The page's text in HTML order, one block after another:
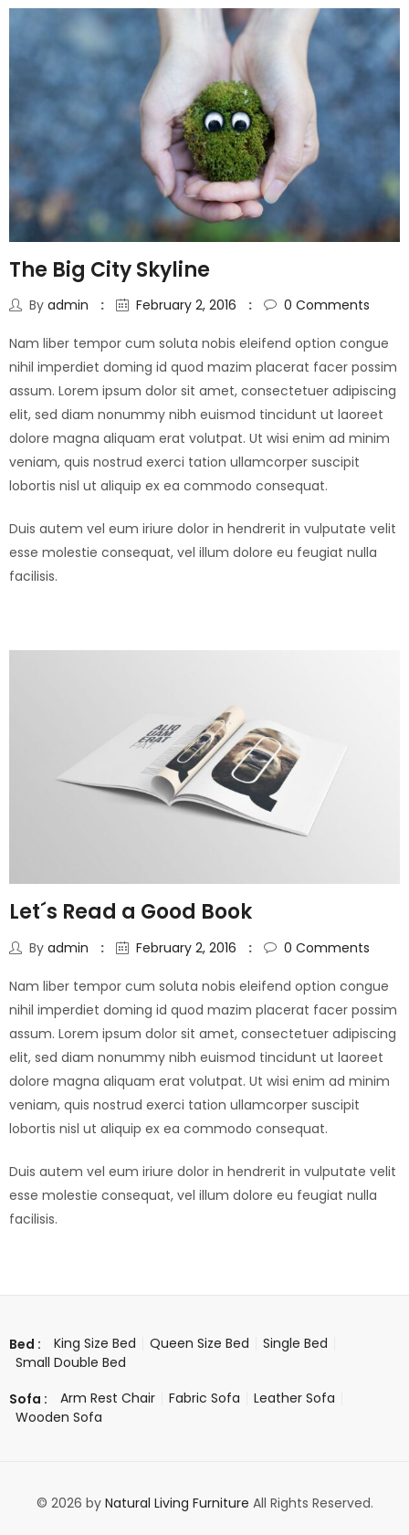
The Big City Skyline
By admin February 2, 2016 0 Comments
Nam liber tempor cum soluta nobis eleifend option congue
nihil imperdiet doming id quod mazim placerat facer possim
assum. Lorem ipsum dolor sit amet, consectetuer adipiscing
elit, sed diam nonummy nibh euismod tincidunt ut laoreet
dolore magna aliquam erat volutpat. Ut wisi enim ad minim
veniam, quis nostrud exerci tation ullamcorper suscipit
lobortis nisl ut aliquip ex ea commodo consequat.
Duis autem vel eum iriure dolor in hendrerit in vulputate velit
esse molestie consequat, vel illum dolore eu feugiat nulla
facilisis.
Let´s Read a Good Book
By admin February 2, 2016 0 Comments
Nam liber tempor cum soluta nobis eleifend option congue
nihil imperdiet doming id quod mazim placerat facer possim
assum. Lorem ipsum dolor sit amet, consectetuer adipiscing
elit, sed diam nonummy nibh euismod tincidunt ut laoreet
dolore magna aliquam erat volutpat. Ut wisi enim ad minim
veniam, quis nostrud exerci tation ullamcorper suscipit
lobortis nisl ut aliquip ex ea commodo consequat.
Duis autem vel eum iriure dolor in hendrerit in vulputate velit
esse molestie consequat, vel illum dolore eu feugiat nulla
facilisis.
Bed : King Size Bed Queen Size Bed
Single Bed
Small Double Bed
Sofa : Arm Rest Chair Fabric Sofa
Leather Sofa
Wooden Sofa
© 2026 by Natural Living Furniture All Rights Reserved.